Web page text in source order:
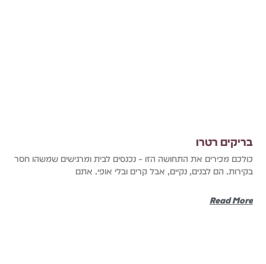
בריקים רטרו
כולכם מכירים את התחושה הזו – נכנסים לבית ומרגישים שמשהו חסר
בקירות. הם לבנים, נקיים, אבל קרים ובלי אופי. אתם
Read More